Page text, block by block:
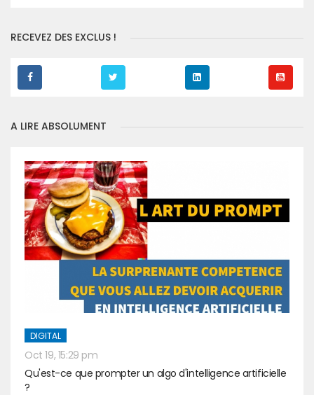
RECEVEZ DES EXCLUS !
A LIRE ABSOLUMENT
DIGITAL
Oct 19, 15:29 pm
Qu'est-ce que prompter un algo d'intelligence artificielle
?